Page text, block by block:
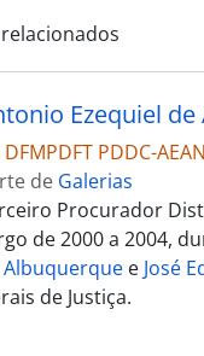
Ezequiel de
DFMPDFT PDDC-AEAN
de Galerias
Procurador
de 2000 a 2004,
e José
de Justiça.